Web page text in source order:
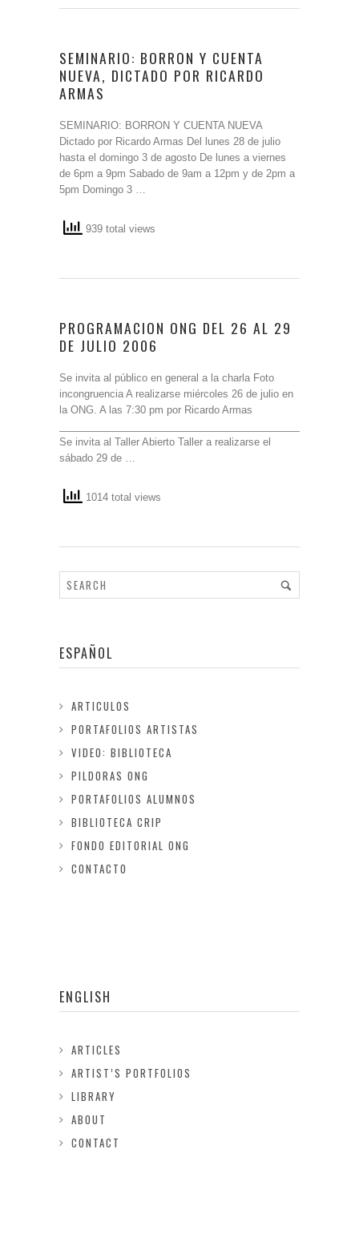
SEMINARIO: BORRON Y CUENTA
NUEVA, DICTADO POR RICARDO
ARMAS
SEMINARIO: BORRON Y CUENTA NUEVA
Dictado por Ricardo Armas Del lunes 28 de julio
hasta el domingo 3 de agosto De lunes a viernes
de 6pm a 9pm Sabado de 9am a 12pm y de 2pm a
5pm Domingo 3 …
939 total views
PROGRAMACION ONG DEL 26 AL 29
DE JULIO 2006
Se invita al público en general a la charla Foto
incongruencia A realizarse miércoles 26 de julio en
la ONG. A las 7:30 pm por Ricardo Armas
Se invita al Taller Abierto Taller a realizarse el
sábado 29 de …
1014 total views
ESPAÑOL
ARTICULOS
PORTAFOLIOS ARTISTAS
VIDEO: BIBLIOTECA
PILDORAS ONG
PORTAFOLIOS ALUMNOS
BIBLIOTECA CRIP
FONDO EDITORIAL ONG
CONTACTO
ENGLISH
ARTICLES
ARTIST’S PORTFOLIOS
LIBRARY
ABOUT
CONTACT